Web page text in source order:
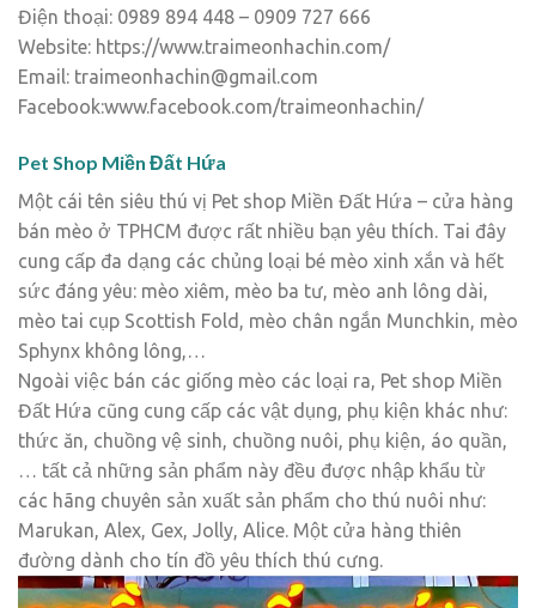
Điện thoại: 0989 894 448 – 0909 727 666
Website: https://www.traimeonhachin.com/
Email: traimeonhachin@gmail.com
Facebook:www.facebook.com/traimeonhachin/
Pet Shop Miền Đất Hứa
Một cái tên siêu thú vị Pet shop Miền Đất Hứa – cửa hàng
bán mèo ở TPHCM được rất nhiều bạn yêu thích. Tai đây
cung cấp đa dạng các chủng loại bé mèo xinh xắn và hết
sức đáng yêu: mèo xiêm, mèo ba tư, mèo anh lông dài,
mèo tai cụp Scottish Fold, mèo chân ngắn Munchkin, mèo
Sphynx không lông,…
Ngoài việc bán các giống mèo các loại ra, Pet shop Miền
Đất Hứa cũng cung cấp các vật dụng, phụ kiện khác như:
thức ăn, chuồng vệ sinh, chuồng nuôi, phụ kiện, áo quần,
… tất cả những sản phẩm này đều được nhập khẩu từ
các hãng chuyên sản xuất sản phẩm cho thú nuôi như:
Marukan, Alex, Gex, Jolly, Alice. Một cửa hàng thiên
đường dành cho tín đồ yêu thích thú cưng.